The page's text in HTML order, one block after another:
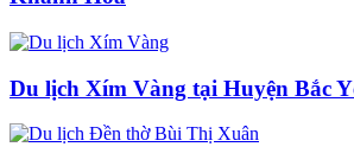
Du lịch Xím Vàng tại Huyện Bắc